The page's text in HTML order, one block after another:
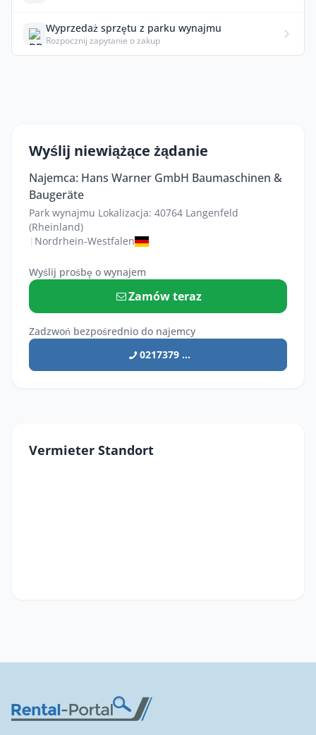
Wyprzedaż sprzętu z parku wynajmu
Rozpocznij zapytanie o zakup
Wyślij niewiążące żądanie
Najemca: Hans Warner GmbH Baumaschinen &
Baugeräte
Park wynajmu Lokalizacja: 40764 Langenfeld
(Rheinland)
| Nordrhein-Westfalen
Wyślij prośbę o wynajem
Zamów teraz
Zadzwoń bezpośrednio do najemcy
0217379 ...
Vermieter Standort